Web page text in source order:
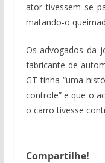
ator tivessem se
matando-o
Os advogados da
fabricante de
GT tinha “uma
controle” e que o
o carro tivesse
Compartilhe!